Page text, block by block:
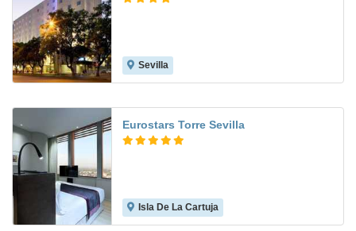
Sevilla
Eurostars Torre Sevilla
Isla De La Cartuja